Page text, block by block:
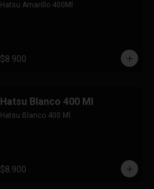
Hatsu Amarillo 400Ml
$8.900
Hatsu Blanco 400 Ml
Hatsu Blanco 400 Ml
$8.900